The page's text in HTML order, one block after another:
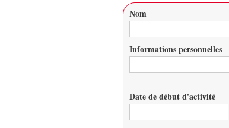
Vous êtes ici
Nom
Informations personnelles
Date de début d'activité